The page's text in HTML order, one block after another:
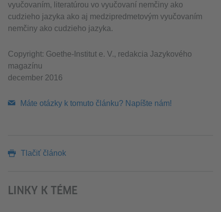
vyučovaním, literatúrou vo vyučovaní nemčiny ako
cudzieho jazyka ako aj medzipredmetovým vyučovaním
nemčiny ako cudzieho jazyka.
Copyright: Goethe-Institut e. V., redakcia Jazykového
magazínu
december 2016
Máte otázky k tomuto článku? Napíšte nám!
Tlačiť článok
LINKY K TÉME